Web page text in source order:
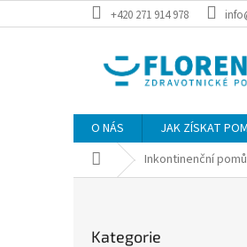
na
+420 271 914 978
O NÁS JAK ZÍSKAT
Domů Inkontinenční
kategorie
Kategorie